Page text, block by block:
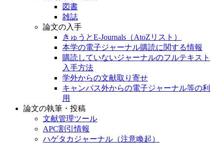
図書
雑誌
論文の入手
きゅうとE-Journals（AtoZリスト）
本学の電子ジャーナル購読に関する情報
購読していないジャーナルのフルテキスト
入手方法
学外からの文献取り寄せ
キャンパス外からの電子ジャーナル等の利
用
論文の執筆・投稿
文献管理ツール
APC割引情報
ハゲタカジャーナル（注意喚起）